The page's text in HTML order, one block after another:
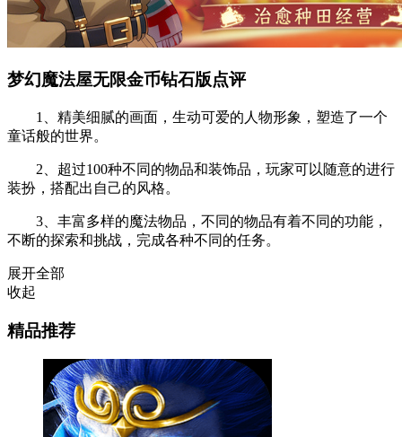
梦幻魔法屋无限金币钻石版点评
1、精美细腻的画面，生动可爱的人物形象，塑造了一个
童话般的世界。
2、超过100种不同的物品和装饰品，玩家可以随意的进行
装扮，搭配出自己的风格。
3、丰富多样的魔法物品，不同的物品有着不同的功能，
不断的探索和挑战，完成各种不同的任务。
展开全部
收起
精品推荐